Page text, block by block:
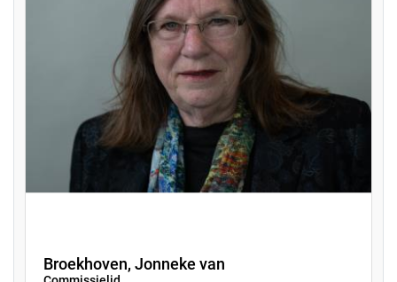
Broekhoven, Jonneke van